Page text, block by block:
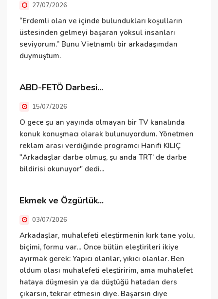
27/07/2026
“Erdemli olan ve içinde bulundukları koşulların
üstesinden gelmeyi başaran yoksul insanları
seviyorum.” Bunu Vietnamlı bir arkadaşımdan
duymuştum.
ABD-FETÖ Darbesi...
15/07/2026
O gece şu an yayında olmayan bir TV kanalında
konuk konuşmacı olarak bulunuyordum. Yönetmen
reklam arası verdiğinde programcı Hanifi KILIÇ
"Arkadaşlar darbe olmuş, şu anda TRT’ de darbe
bildirisi okunuyor" dedi...
Ekmek ve Özgürlük...
03/07/2026
Arkadaşlar, muhalefeti eleştirmenin kırk tane yolu,
biçimi, formu var... Önce bütün eleştirileri ikiye
ayırmak gerek: Yapıcı olanlar, yıkıcı olanlar. Ben
oldum olası muhalefeti eleştiririm, ama muhalefet
hataya düşmesin ya da düştüğü hatadan ders
çıkarsın, tekrar etmesin diye. Başarsın diye